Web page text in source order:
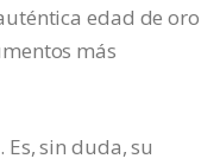
edad de oro
más
sin duda, su